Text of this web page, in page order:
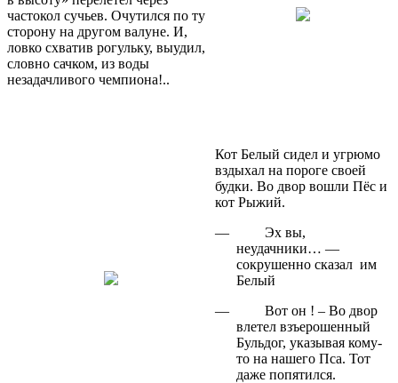
частокол сучьев. Очутился по ту
сторону на другом валуне. И,
ловко схватив рогульку, выудил,
словно сачком, из воды
незадачливого чемпиона!..
Кот Белый сидел и угрюмо
вздыхал на пороге своей
будки. Во двор вошли Пёс и
кот Рыжий.
—
Эх вы,
неудачники… —
сокрушенно сказал им
Белый
—
Вот он ! – Во двор
влетел взъерошенный
Бульдог, указывая кому-
то на нашего Пса. Тот
даже попятился.